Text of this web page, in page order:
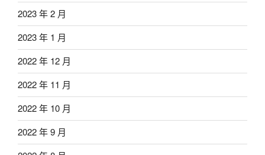
2023 年 2 月
2023 年 1 月
2022 年 12 月
2022 年 11 月
2022 年 10 月
2022 年 9 月